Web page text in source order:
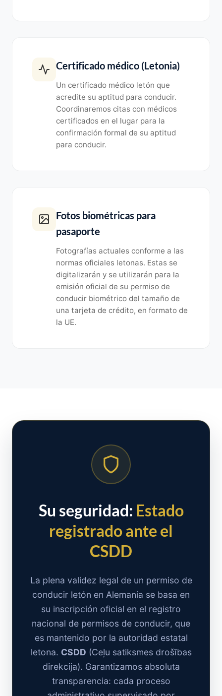
Certificado médico (Letonia)
Un certificado médico letón que
acredite su aptitud para conducir.
Coordinaremos citas con médicos
certificados en el lugar para la
confirmación formal de su aptitud
para conducir.
Fotos biométricas para
pasaporte
Fotografías actuales conforme a las
normas oficiales letonas. Estas se
digitalizarán y se utilizarán para la
emisión oficial de su permiso de
conducir biométrico del tamaño de
una tarjeta de crédito, en formato de
la UE.
Su seguridad: Estado
registrado ante el
CSDD
La plena validez legal de un permiso de
conducir letón en Alemania se basa en
su inscripción oficial en el registro
nacional de permisos de conducir, que
es mantenido por la autoridad estatal
letona. CSDD (Ceļu satiksmes drošības
direkcija). Garantizamos absoluta
transparencia: cada proceso